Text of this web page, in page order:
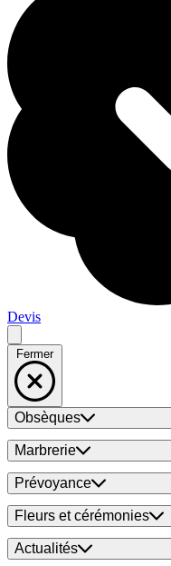
Devis
Fermer
Obsèques
Marbrerie
Prévoyance
Fleurs et cérémonies
Actualités